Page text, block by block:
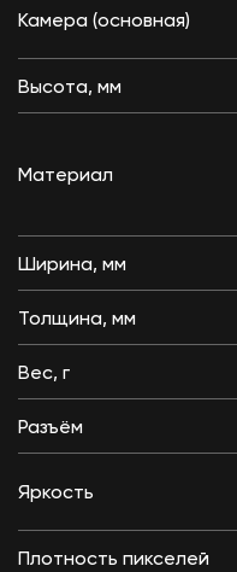
Камера (основная)
Высота, мм
Материал
Ширина, мм
Толщина, мм
Вес, г
Разъём
Яркость
Плотность пикселей